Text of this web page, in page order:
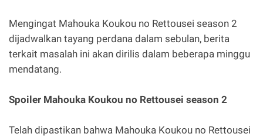
Mengingat Mahouka Koukou no Rettousei season 2
dijadwalkan tayang perdana dalam sebulan, berita
terkait masalah ini akan dirilis dalam beberapa minggu
mendatang.
Spoiler Mahouka Koukou no Rettousei season 2
Telah dipastikan bahwa Mahouka Koukou no Rettousei